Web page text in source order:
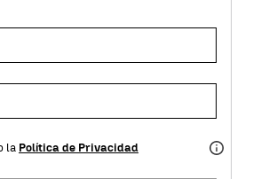
la Política de Privacidad